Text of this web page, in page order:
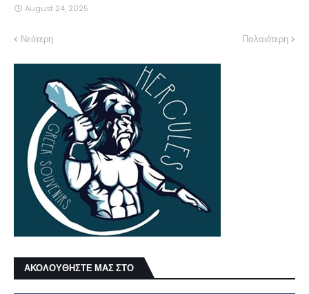
August 24, 2025
Νεότερη Παλαιότερη
ΑΚΟΛΟΥΘΗΣΤΕ ΜΑΣ ΣΤΟ